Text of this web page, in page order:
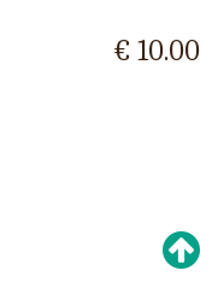
€ 10.00